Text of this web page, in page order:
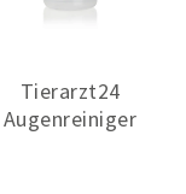
Tierarzt24
Augenreiniger